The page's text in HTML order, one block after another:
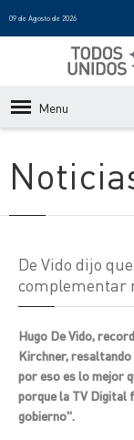
09 de Agosto de 2026
Menu
De Vido dijo
complementar
Hugo De Vido,
Kirchner, resaltando
por eso es lo mejor
porque la TV Digital
gobierno".